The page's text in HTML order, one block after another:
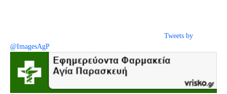
Tweets by
@ImagesAgP